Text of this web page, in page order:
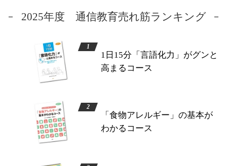
2025年度 通信教育売れ筋ランキング
1日15分「言語化力」がグンと
高まるコース
「食物アレルギー」の基本が
わかるコース